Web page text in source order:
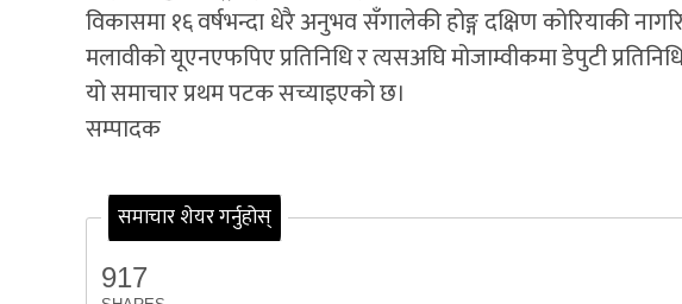
विकासमा १६ वर्षभन्दा धेरै अनुभव सँगालेकी होङ्ग दक्षिण कोरियाकी
मलावीको यूएनएफपिए प्रतिनिधि र त्यसअघि मोजाम्वीकमा डेपुटी
यो समाचार प्रथम पटक सच्याइएको छ।
सम्पादक
समाचार शेयर गर्नुहोस्
917